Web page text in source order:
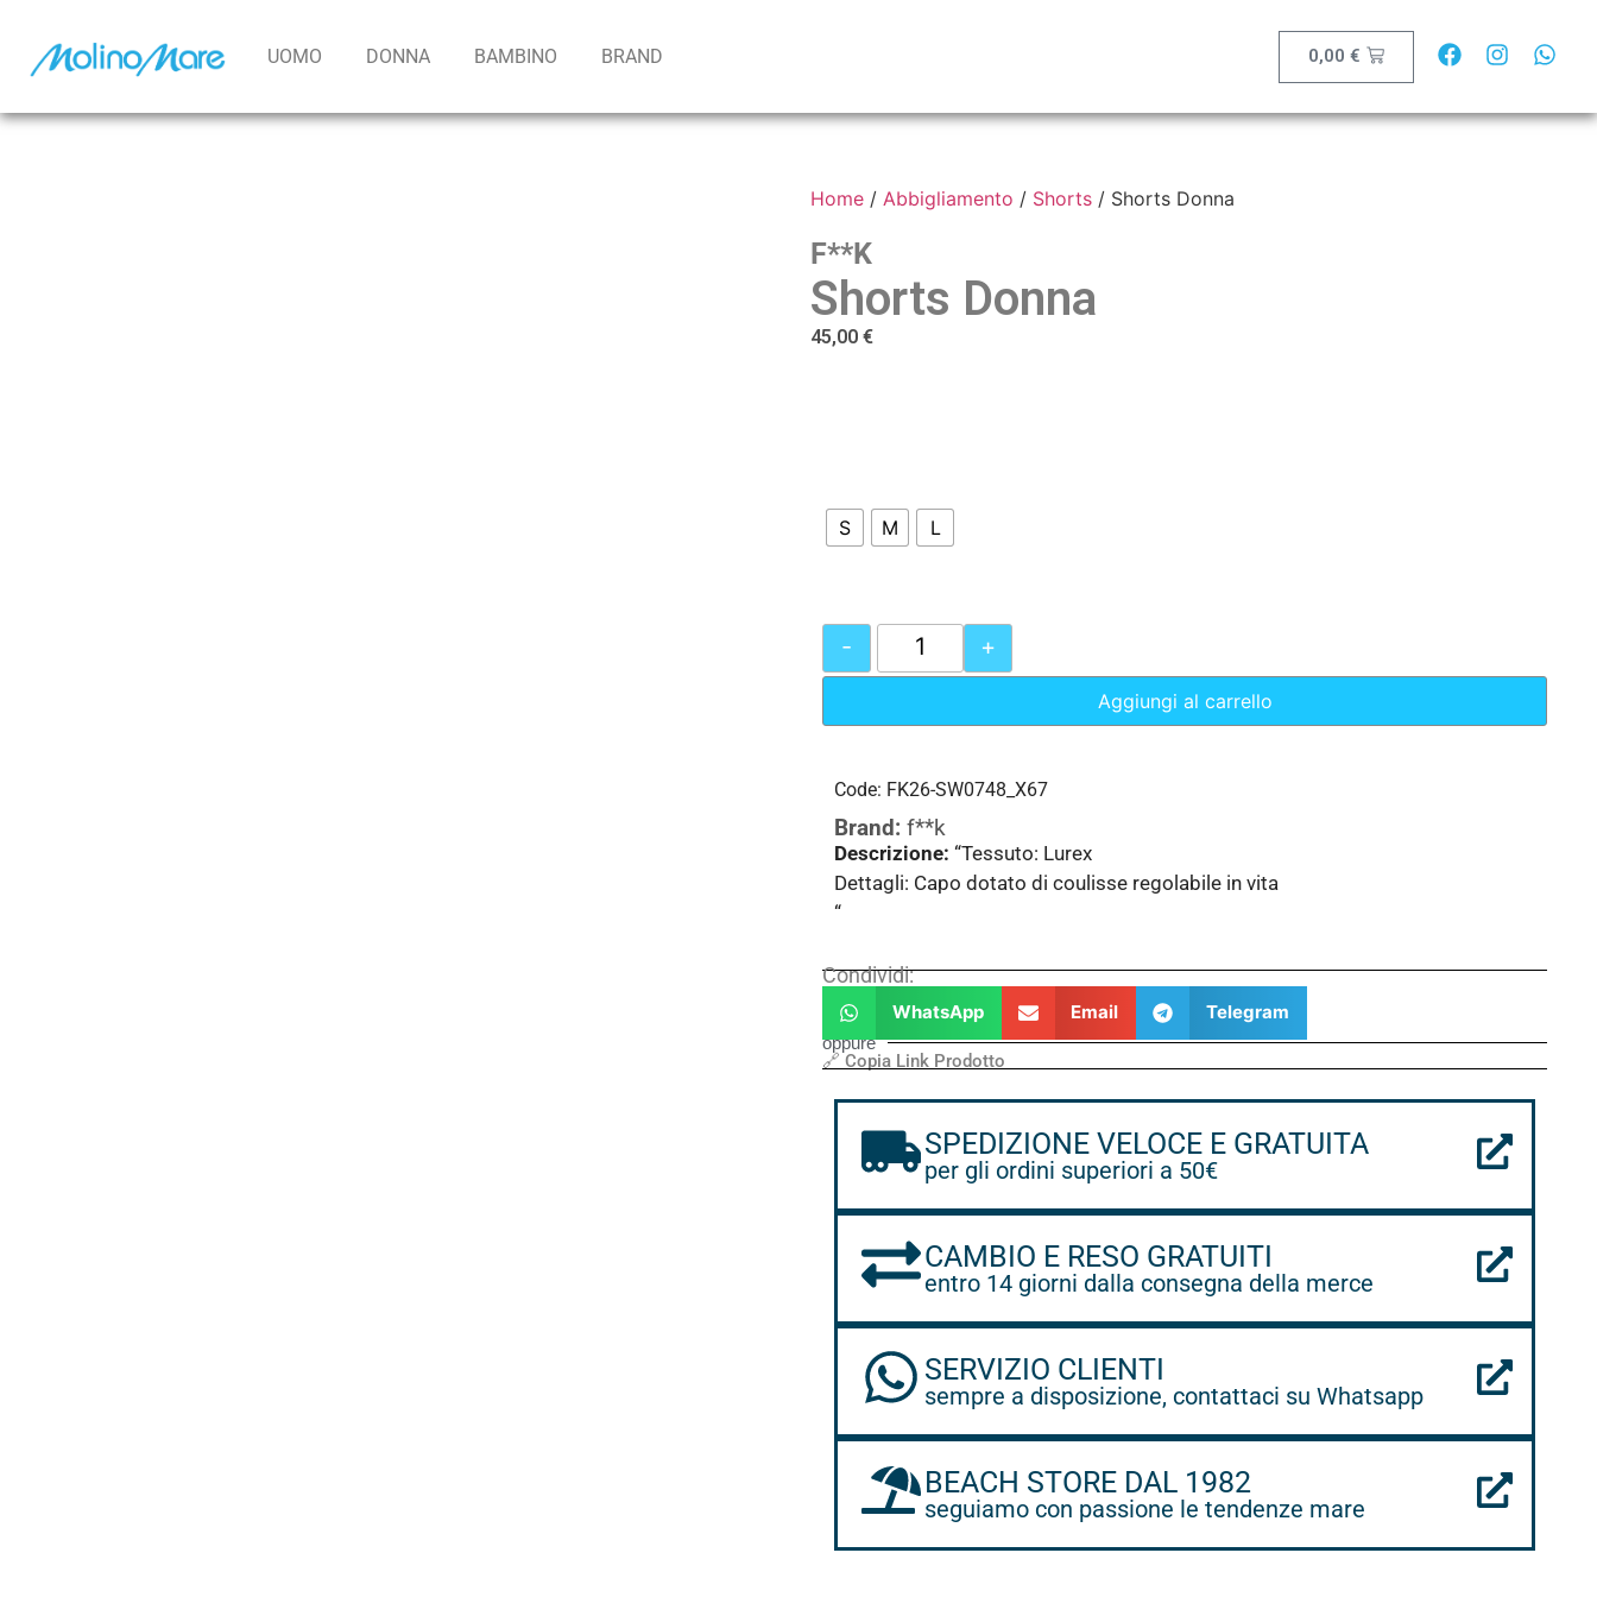
UOMO DONNA BAMBINO BRAND 0,00€
Home / Abbigliamento / Shorts / Shorts Donna
F**k
Shorts Donna
45,00 €
S M L
- +
Aggiungi al carrello
Code: FK26-SW0748_X67
Brand: f**k
Descrizione: “Tessuto: Lurex
Dettagli: Capo dotato di coulisse regolabile in vita
“
Condividi:
WhatsApp Email Telegram
oppure
🔗 Copia Link Prodotto
SPEDIZIONE VELOCE E GRATUITA
per gli ordini superiori a 50€
CAMBIO E RESO GRATUITI
entro 14 giorni dalla consegna della merce
SERVIZIO CLIENTI
sempre a disposizione, contattaci su Whatsapp
BEACH STORE DAL 1982
seguiamo con passione le tendenze mare